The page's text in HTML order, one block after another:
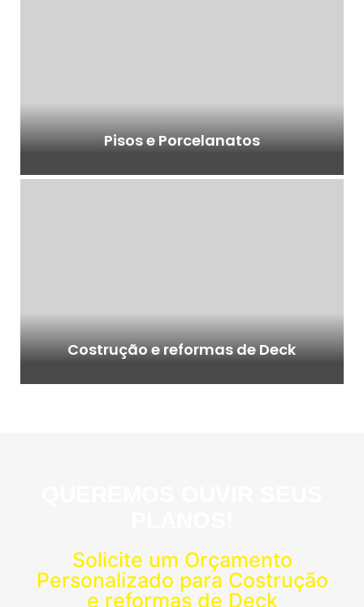
Pisos e Porcelanatos
Costrução e reformas de Deck
Solicite um Orçamento
Personalizado para Costrução
e reformas de Deck